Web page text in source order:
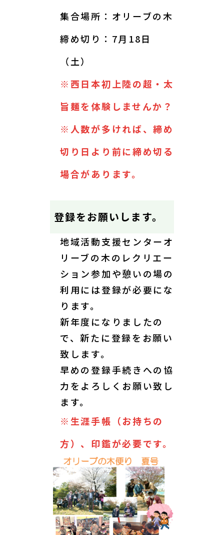
集合場所：オリーブの木
締め切り：7月18日
（土）
※西日本初上陸の超・太
旨麺を体験しませんか？
※人数が多ければ、締め
切り日より前に締め切る
場合があります。
登録をお願いします。
地域活動支援センターオ
リーブの木のレクリエー
ション参加や憩いの場の
利用には登録が必要にな
ります。
新年度になりましたの
で、新たに登録をお願い
致します。
早めの登録手続きへの協
力をよろしくお願い致し
ます。
※生涯手帳（お持ちの
方）、印鑑が必要です。